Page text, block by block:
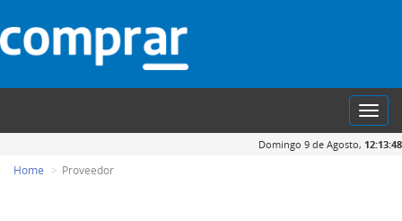
Domingo 9 de Agosto, 12:13:48
Home Proveedor